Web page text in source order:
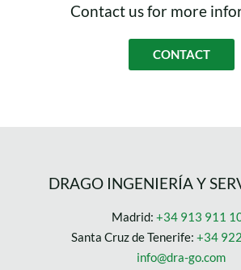
Contact us for more
CONTACT
DRAGO INGENIERÍA Y
Madrid: +34 913 911
Santa Cruz de Tenerife: +34
info@dra-go.com